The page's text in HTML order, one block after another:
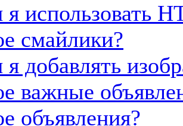
использовать
смайлики?
добавлять
важные
объявления?